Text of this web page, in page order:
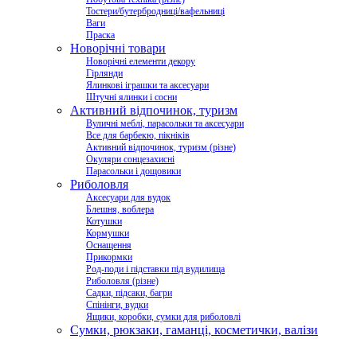
Тостери/бутербродниці/вафельниці
Ваги
Праска
Новорічні товари
Новорічні елементи декору
Гірлянди
Ялинкові іграшки та аксесуари
Штучні ялинки і сосни
Активний відпочинок, туризм
Вуличні меблі, парасольки та аксесуари
Все для барбекю, пікніків
Активний відпочинок, туризм (різне)
Окуляри сонцезахисні
Парасольки і дощовики
Риболовля
Аксесуари для вудок
Блешня, воблера
Котушки
Кормушки
Оснащення
Прикормки
Род-поди і підставки під вудилища
Риболовля (різне)
Садки, підсаки, багри
Спінінги, вудки
Ящики, коробки, сумки для риболовлі
Сумки, рюкзаки, гаманці, косметички, валізи